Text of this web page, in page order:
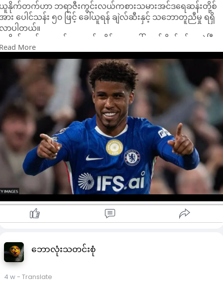
နိုက်တက်ဟာ ဘရာဇီးကွင်းလယ်ကစားသမားအင်ဒရေဆန်းတို့စ်
ား ပေါင်သန်း ၅၀ ဖြင့် ခေါ်ယူရန် ချဲလ်ဆီးနှင့် သဘောတူညီမှု ရရှိ
ာပါတယ်။
နိုက်တက်ဟာ အင်ဒရေဆန်းတို့စ်အား ခေါ်ယူရန် စိတ်ဝင်စားခဲ့ပြီး
ောက် ခေါ်ယူရေး လုပ်ဆောင်ခဲ့ရာ နာရီအနည်းငယ်အတွင်းတွင်ပင်
ဘောတူညီမှု ရရှိခဲ့ပါတယ်။
နိုက်တက်ဟာ ဆန်းတို့စ်အတွက် ပြောင်းရွှေ့ကြေး ပေါင် ၄၈ သန်း
ေးရမှာ ဖြစ်ပြီး ကျန် ပေါင် ၂ သန်းအား အောင်မြင်မှုအပေါ် မူတည်
ာ ထပ်မံပေးရပါမယ်။ ဒါ့အပြင် ချဲလ်ဆီးဟာ ယူနိုက်တက်ဘက်က
န်းတို့စ်အား ထပ်မံ ရောင်းချလာပါက ပြောင်းရွှေ့ကြေးရဲ့ ၁၀
ာခိုင်နှုန်းအား ထပ်မံ အကျိုးခံစားခွင့် ရရှိမဲ့အချက်ကိုလည်း ထည့်
င်းချုပ်ဆိုလာပါတယ်။
န်းတို့စ်ဟာ ယူနိုက်တက်သို့ ပြောင်းရွှေ့ရေးအတွက် ဆေးစစ်ဆေး
ခံယူထားပြီးလည်း ဖြစ်ပါတယ်။
န်းတို့စ်ရဲ့ ဘရာဖီးကစားဖော်အီဒါဆင်မှာ ယူနိုက်တက်သို့ ပေါင် ၃၅
န်းဖြင့် ပြောင်းရေးအတွက် ဆေးစစ်ဆေးမှု ထပ်မံ ပြုလုပ်ရန် စီစဉ်
ားပြီးလည်း ဖြစ်ပါတယ်။
နိုက်တက်ရဲ့ စီနီယာကစားသမားများဟာ ယနေ့ ကြာသပတေးနေ့
င် ရာသီကြိုလေ့ကျင့်ခန်းအစီအစဉ်အတွက် အသင်းနှင့်ပြန်လည်
းပေါင်းကြရပါမယ်။
နိုက်တက်ဟာ ရာသီအကုန်တွင် ကက်စ်မီရို ထွက်ခွာသွားမှု၊ မန်နူ
င် ကွင်းလယ်ကစားသမား ၂ ဦးခေါ်ယူရန် စီစဉ်ထားခဲ့တာပါ။
နိုက်တက်ဟာ အီးလီးယော့အင်ဒါဆင်အား ခေါ်ယူရန် စီစဉ်ခဲ့ပေမဲ့
န်စီးတီးဘက်က ပေါင်သန်း ၁၁၀ အထိ ပေးလာမှုနှင့်အတူ
ောက်ဆုတ်ခဲ့ရပါတယ်။
More
ဘောလုံးသတင်းစုံ
4 w- Translate